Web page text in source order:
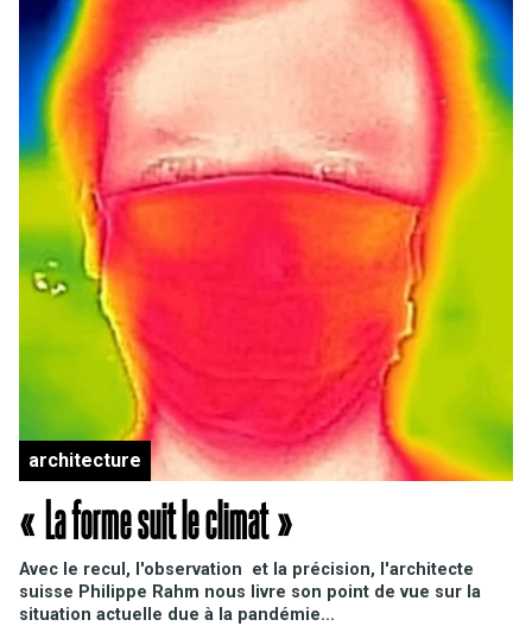
architecture
« La forme suit le climat »
Avec le recul, l'observation et la précision, l'architecte
suisse Philippe Rahm nous livre son point de vue sur la
situation actuelle due à la pandémie...